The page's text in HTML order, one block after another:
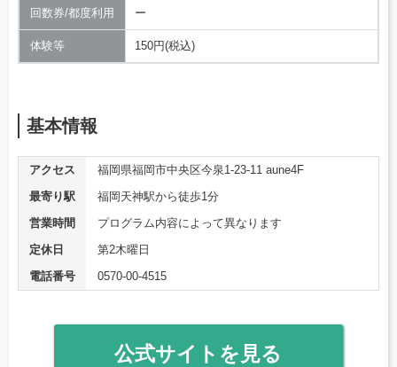
回数券/都度利用 ー
体験等 150円(税込)
基本情報
アクセス
福岡県福岡市中央区今泉1-23-11 aune4F
最寄り駅
福岡天神駅から徒歩1分
営業時間
プログラム内容によって異なります
定休日
第2木曜日
電話番号
0570-00-4515
公式サイトを見る